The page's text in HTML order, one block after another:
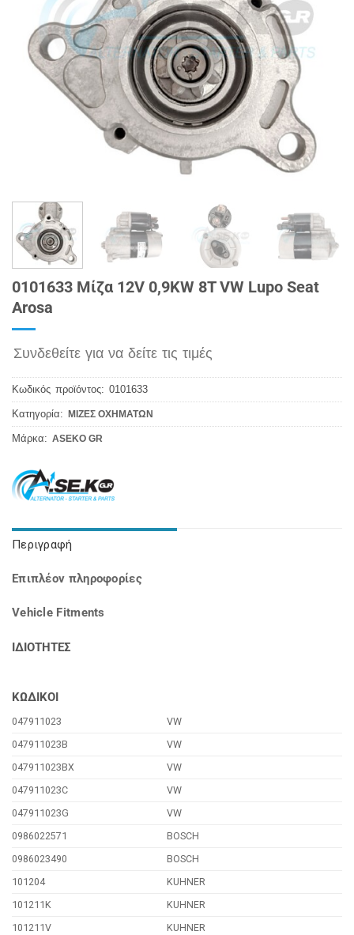
0101633 Μίζα 12V 0,9KW 8T VW Lupo Seat
Arosa
Συνδεθείτε για να δείτε τις τιμές
Κωδικός προϊόντος: 0101633
Κατηγορία: ΜΙΖΕΣ ΟΧΗΜΑΤΩΝ
Μάρκα: ASEKO GR
Περιγραφή
Επιπλέον πληροφορίες
Vehicle Fitments
ΙΔΙΟΤΗΤΕΣ
ΚΩΔΙΚΟΙ
047911023
VW
047911023B
VW
047911023BX
VW
047911023C
VW
047911023G
VW
0986022571
BOSCH
0986023490
BOSCH
101204
KUHNER
101211K
KUHNER
101211V
KUHNER